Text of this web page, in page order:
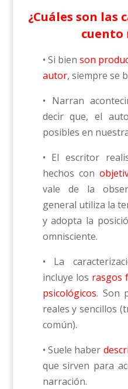
¿Cuáles son las
cuento
• Si bien son
autor, siempre se
• Narran
decir que, el
posibles en
• El escritor
hechos con
vale de la
general utiliza la
y adopta la
omnisciente.
• La
incluye los rasgos
psicológicos. Son
reales y sencillos
común).
• Suele haber
que sirven para
narración.